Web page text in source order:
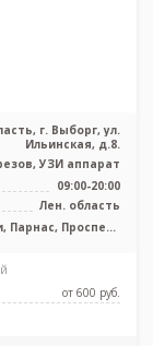
г. Выборг, ул.
Ильинская, д.8.
УЗИ аппарат
09:00-20:00
Лен. область
Парнас, Проспект
от 600 pуб.